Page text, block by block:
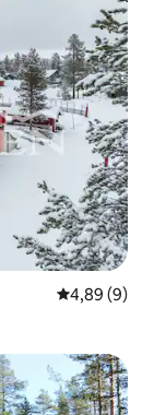
4,89 av 5 i
4,89 (9)